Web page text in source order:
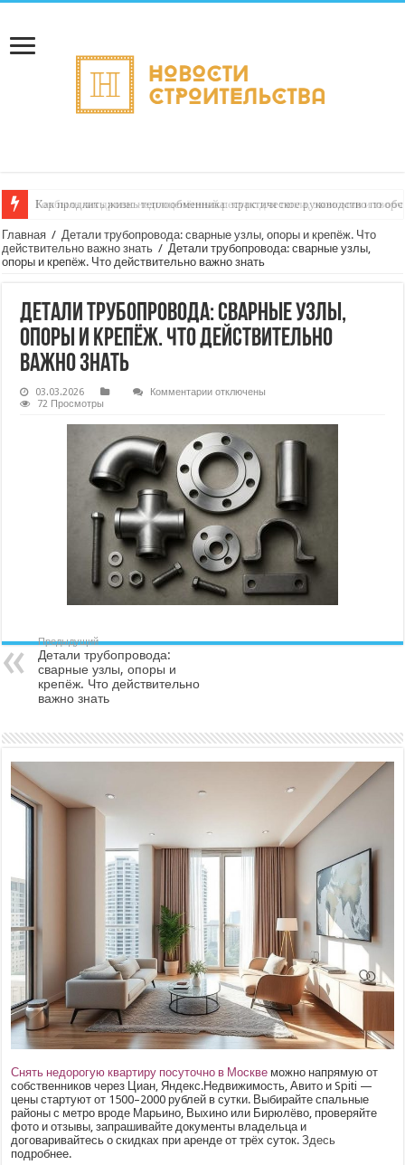
Как продлить жизнь теплообменника: практическое руководство по
Горбыль как дрова: недооценённый ресурс для тепла, экономии и
Главная / Детали трубопровода: сварные узлы, опоры и крепёж. Что
действительно важно знать / Детали трубопровода: сварные узлы,
опоры и крепёж. Что действительно важно знать
Детали трубопровода: сварные узлы,
опоры и крепёж. Что действительно
важно знать
03.03.2026 Комментариик
трубопровода:
сварные
узлы,
опоры
крепёж.
Что
действительно
важно
знать
отключены
72 Просмотры
Предыдущий
Детали трубопровода:
сварные узлы, опоры и
крепёж. Что действительно
важно знать
Снять недорогую квартиру посуточно в Москве можно напрямую от
собственников через Циан, Яндекс.Недвижимость, Авито и Spiti —
цены стартуют от 1500–2000 рублей в сутки. Выбирайте спальные
районы с метро вроде Марьино, Выхино или Бирюлёво, проверяйте
фото и отзывы, запрашивайте документы владельца и
договаривайтесь о скидках при аренде от трёх суток.Здесь
подробнее.